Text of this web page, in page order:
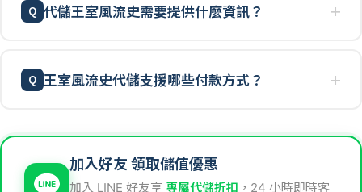
代儲王室風流史需要提供什麼資訊？
王室風流史代儲支援哪些付款方式？
加入好友 領取儲值優惠
加入 LINE 好友享 專屬代儲折扣 ，24 小時即時客